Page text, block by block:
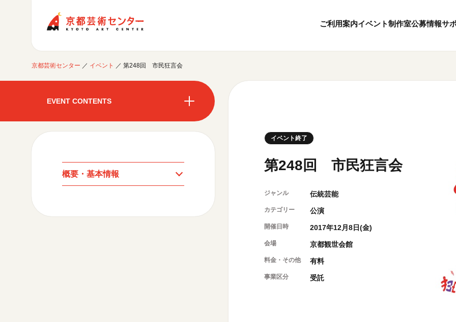
ご利用案内イベント制作室公募情報サ
ご利用案内
取材／視察・見学／撮影
イベントに参加する
開催中のイベント
制作室を使う
制作室の設備
公募情報
京都芸術センターの歩み
概要・理念・運営体制
連携事業のご案内
サイトポリシ
京都芸術センター ／ イベント ／ 第248回 市民狂言会
イベント終了
第248回 市民狂言会
ジャンル 伝統芸能
カテゴリー 公演
開催日時 2017年12月8日(金)
会場 京都観世会館
料金・その他 有料
事業区分 受託
EVENT CONTENTS
開催中のイベント
月間スケジュール
これまでのイベント
概要・基本情報